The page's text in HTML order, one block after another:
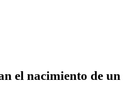
el nacimiento de